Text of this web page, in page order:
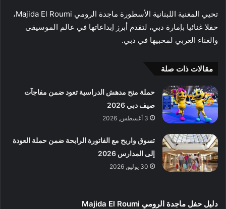
تحيي المغنية اللبنانية الأسطورة ماجدة الرومي Majida El Roumi،
حفلا غنائيا بإمارة دبي، لتقدم أبرز إبداعاتها في عالم الموسيقى
والغناء العربي لمحبيها في دبي.
مقالات ذات صلة
حملة منح مدهش الدراسية تعود ضمن مفاجآت
صيف دبي 2026
3 أغسطس, 2026
تسوق واربح مع الفاتورة الرابحة ضمن حملة العودة
إلى المدارس 2026
30 يوليو, 2026
دليل حفل ماجدة الرومي Majida El Roumi